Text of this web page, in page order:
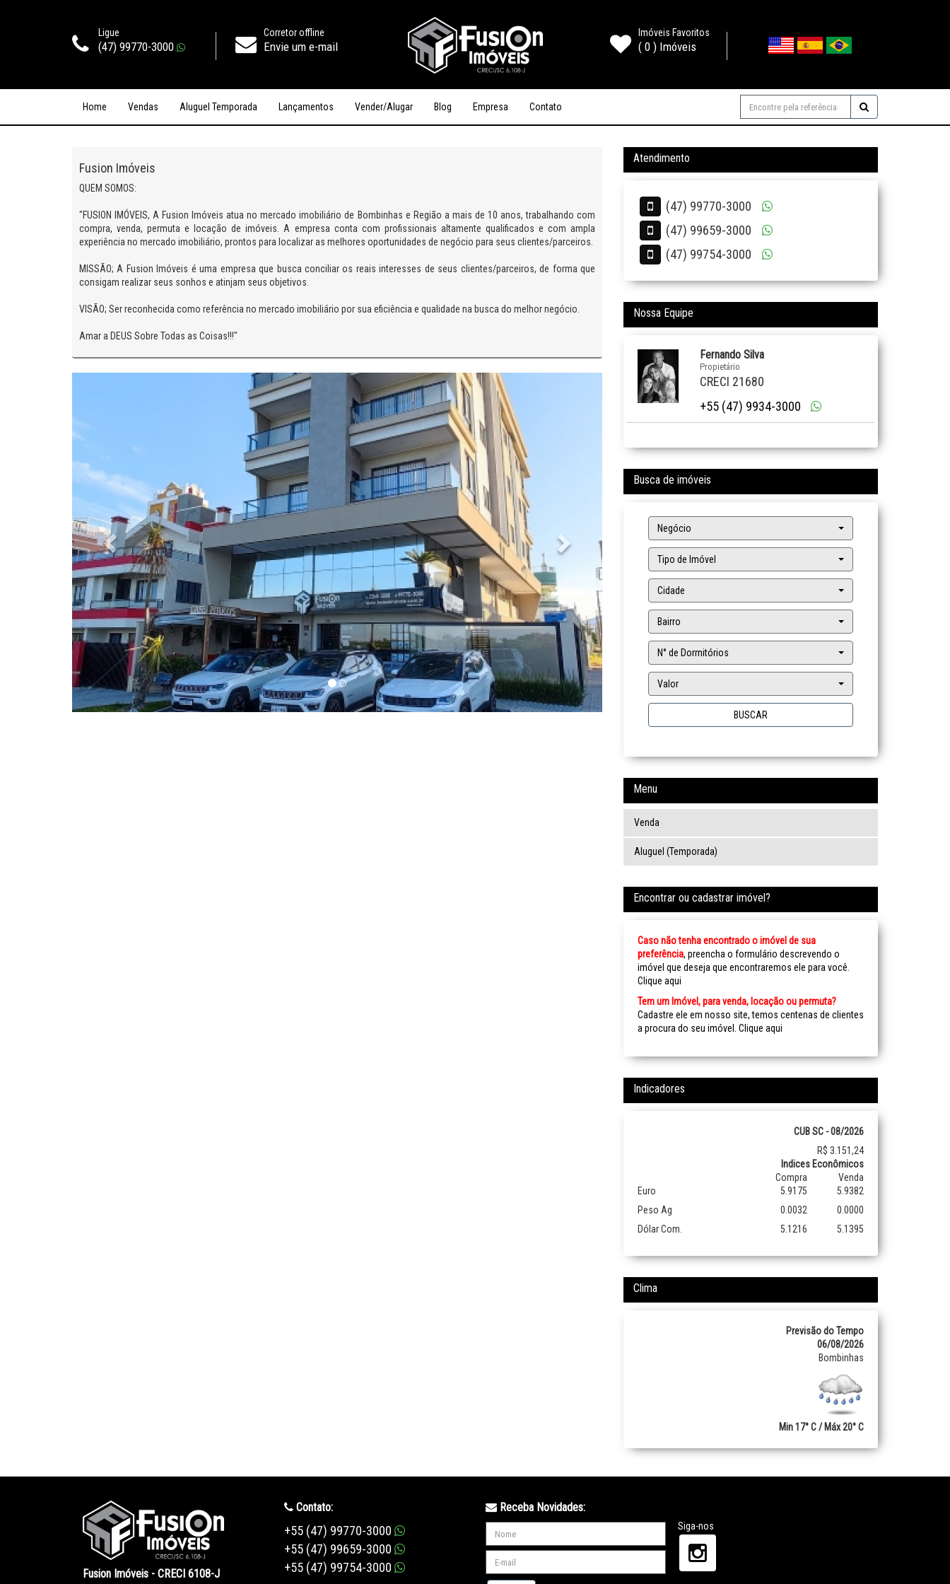
Ligue
(47) 99770-3000
Corretor offline
Envie um e-mail
Imóveis Favoritos
( 0) Imóveis
Home Vendas Aluguel Temporada Lançamentos Vender/Alugar Blog Empresa Contato
Fusion Imóveis
QUEM SOMOS:
"FUSION IMÓVEIS, A Fusion Imóveis atua no mercado imobiliário de Bombinhas e Região a mais de 10 anos, trabalhando com
compra, venda, permuta e locação de imóveis. A empresa conta com profissionais altamente qualificados e com ampla
experiência no mercado imobiliário, prontos para localizar as melhores oportunidades de negócio para seus clientes/parceiros.
MISSÃO; A Fusion Imóveis é uma empresa que busca conciliar os reais interesses de seus clientes/parceiros, de forma que
consigam realizar seus sonhos e atinjam seus objetivos.
VISÃO; Ser reconhecida como referência no mercado imobiliário por sua eficiência e qualidade na busca do melhor negócio.
Amar a DEUS Sobre Todas as Coisas!!!"
Atendimento
(47) 99770-3000
(47) 99659-3000
(47) 99754-3000
Nossa Equipe
Fernando Silva
Propietário
CRECI 21680
+55 (47) 9934-3000
Busca de imóveis
Negócio
Tipo de Imóvel
Cidade
Bairro
N° de Dormitórios
Valor
BUSCAR
Menu
Venda
Aluguel (Temporada)
Encontrar ou cadastrar imóvel?
Caso não tenha encontrado o imóvel de sua
preferência, preencha o formulário descrevendo o
imóvel que deseja que encontraremos ele para você.
Clique aqui
Tem um Imóvel, para venda, locação ou permuta?
Cadastre ele em nosso site, temos centenas de clientes
a procura do seu imóvel. Clique aqui
Indicadores
CUB SC - 08/2026
R$ 3.151,24
Indices Econômicos
Compra
Venda
Euro
5.9175
5.9382
Peso Ag
0.0032
0.0000
Dólar Com.
5.1216 5.1395
Clima
Previsão do Tempo
06/08/2026
Bombinhas
Min 17° C / Máx 20° C
Fusion Imóveis - CRECI 6108-J
Contato:
+55 (47) 99770-3000
+55 (47) 99659-3000
+55 (47) 99754-3000
Receba Novidades:
Siga-nos